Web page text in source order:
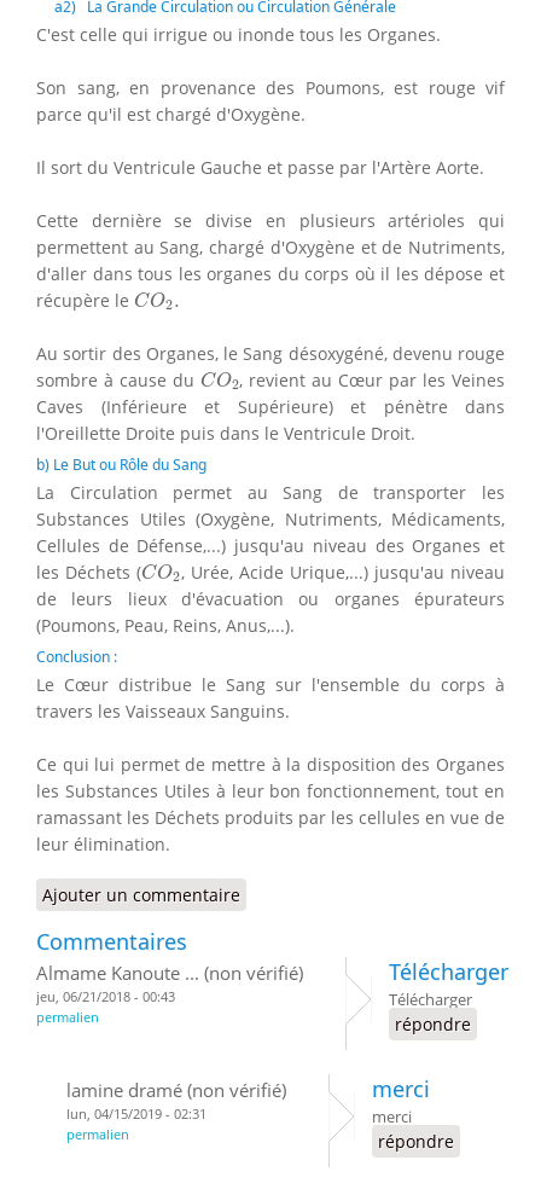
a2) La Grande Circulation ou Circulation Générale
C'est celle qui irrigue ou inonde tous les Organes.
Son sang, en provenance des Poumons, est rouge vif
parce qu'il est chargé d'Oxygène.
Il sort du Ventricule Gauche et passe par l'Artère Aorte.
Cette dernière se divise en plusieurs artérioles qui
permettent au Sang, chargé d'Oxygène et de Nutriments,
d'aller dans tous les organes du corps où il les dépose et
récupère le CO2.
CO2
Au sortir des Organes, le Sang désoxygéné, devenu rouge
sombre à cause du CO2
CO2 , revient au Cœur par les Veines
Caves (Inférieure et Supérieure) et pénètre dans
l'Oreillette Droite puis dans le Ventricule Droit.
b) Le But ou Rôle du Sang
La Circulation permet au Sang de transporter les
Substances Utiles (Oxygène, Nutriments, Médicaments,
Cellules de Défense,...) jusqu'au niveau des Organes et
les Déchets (CO2
CO2 , Urée, Acide Urique,...) jusqu'au niveau
de leurs lieux d'évacuation ou organes épurateurs
(Poumons, Peau, Reins, Anus,...).
Conclusion :
Le Cœur distribue le Sang sur l'ensemble du corps à
travers les Vaisseaux Sanguins.
Ce qui lui permet de mettre à la disposition des Organes
les Substances Utiles à leur bon fonctionnement, tout en
ramassant les Déchets produits par les cellules en vue de
leur élimination.
Ajouter un commentaire
Commentaires
Almame Kanoute ... (non vérifié)
jeu, 06/21/2018 - 00:43
permalien
Télécharger
Télécharger
répondre
lamine dramé (non vérifié)
lun, 04/15/2019 - 02:31
permalien
merci
merci
répondre